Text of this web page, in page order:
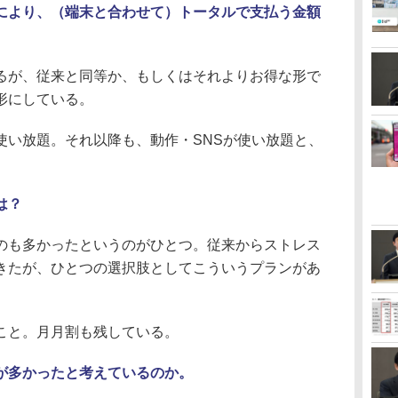
より、（端末と合わせて）トータルで支払う金額
、従来と同等か、もしくはそれよりお得な形で
している。
放題。それ以降も、動作・SNSが使い放題と、
？
多かったというのがひとつ。従来からストレス
たが、ひとつの選択肢としてこういうプランがあ
。月月割も残している。
かったと考えているのか。